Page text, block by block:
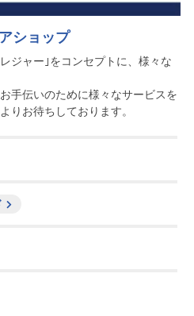
ショップ
ジャー｣をコンセプトに、様々な
手伝いのために様々なサービスを
りお待ちしております。